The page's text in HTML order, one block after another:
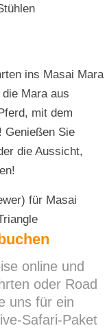
ins Masai Mara
Mara aus
mit dem
Genießen Sie
die Aussicht,
online und
oder Road
uns für ein
Safari-Paket